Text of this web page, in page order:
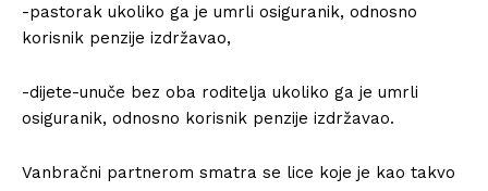
-pastorak ukoliko ga je umrli osiguranik, odnosno
korisnik penzije izdržavao,
-dijete-unuče bez oba roditelja ukoliko ga je umrli
osiguranik, odnosno korisnik penzije izdržavao.
Vanbračni partnerom smatra se lice koje je kao takvo